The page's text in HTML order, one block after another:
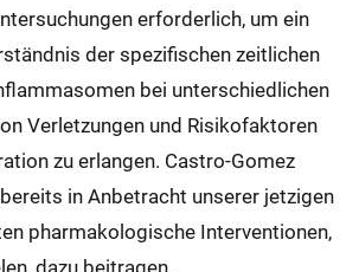
erforderlich, um ein
der spezifischen zeitlichen
bei unterschiedlichen
Verletzungen und Risikofaktoren
zu erlangen. Castro-Gomez
in Anbetracht unserer jetzigen
pharmakologische Interventionen,